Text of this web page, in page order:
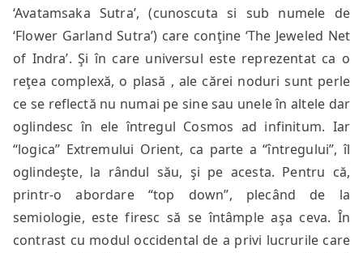
‘Avatamsaka Sutra’, (cunoscuta si sub numele de
‘Flower Garland Sutra’) care conţine ‘The Jeweled Net
of Indra’. Şi în care universul este reprezentat ca o
reţea complexă, o plasă , ale cărei noduri sunt perle
ce se reflectă nu numai pe sine sau unele în altele dar
oglindesc în ele întregul Cosmos ad infinitum. Iar
“logica” Extremului Orient, ca parte a “întregului”, îl
oglindeşte, la rândul său, şi pe acesta. Pentru că,
printr-o abordare “top down”, plecând de la
semiologie, este firesc să se întâmple aşa ceva. În
contrast cu modul occidental de a privi lucrurile care